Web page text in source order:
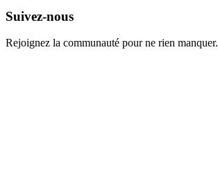
Suivez-nous
Rejoignez la communauté pour ne rien manquer.